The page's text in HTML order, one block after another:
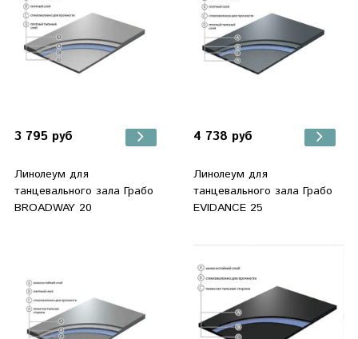
3 795 руб
Линолеум для
танцевального зала Грабо
BROADWAY 20
4 738 руб
Линолеум для
танцевального зала Грабо
EVIDANCE 25